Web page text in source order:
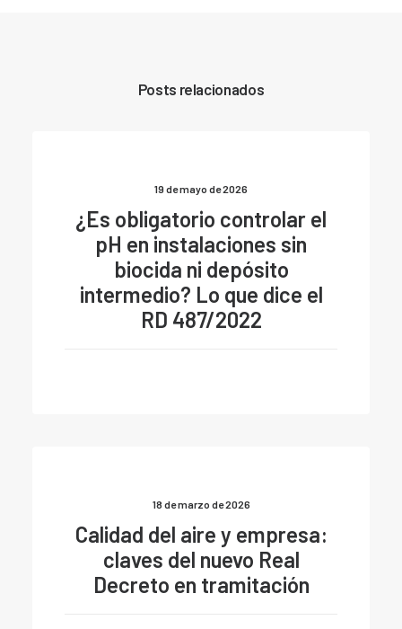
Posts relacionados
19 de mayo de 2026
¿Es obligatorio controlar el
pH en instalaciones sin
biocida ni depósito
intermedio? Lo que dice el
RD 487/2022
18 de marzo de 2026
Calidad del aire y empresa:
claves del nuevo Real
Decreto en tramitación